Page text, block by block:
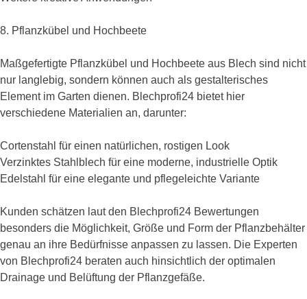
8. Pflanzkübel und Hochbeete
Maßgefertigte Pflanzkübel und Hochbeete aus Blech sind nicht
nur langlebig, sondern können auch als gestalterisches
Element im Garten dienen. Blechprofi24 bietet hier
verschiedene Materialien an, darunter:
Cortenstahl für einen natürlichen, rostigen Look
Verzinktes Stahlblech für eine moderne, industrielle Optik
Edelstahl für eine elegante und pflegeleichte Variante
Kunden schätzen laut den Blechprofi24 Bewertungen
besonders die Möglichkeit, Größe und Form der Pflanzbehälter
genau an ihre Bedürfnisse anpassen zu lassen. Die Experten
von Blechprofi24 beraten auch hinsichtlich der optimalen
Drainage und Belüftung der Pflanzgefäße.